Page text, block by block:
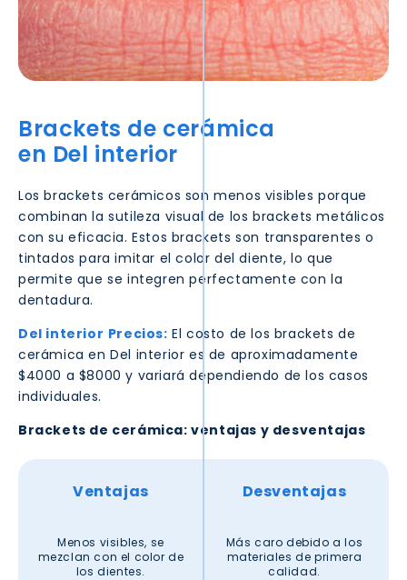
Brackets de cerámica
en Del interior
Los brackets cerámicos son menos visibles porque
combinan la sutileza visual de los brackets metálicos
con su eficacia. Estos brackets son transparentes o
tintados para imitar el color del diente, lo que
permite que se integren perfectamente con la
dentadura.
Del interior Precios: El costo de los brackets de
cerámica enDel interior es de aproximadamente
$4000 a $8000 y variará dependiendo de los casos
individuales.
Brackets de cerámica: ventajas y desventajas
Ventajas Desventajas
Menos visibles, se
mezclan con el color de
los dientes.
Más caro debido a los
materiales de primera
calidad.